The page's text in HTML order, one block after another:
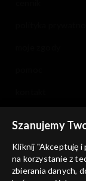
informacje o
Szanujemy
Kliknij "Akceptuję i
na korzystanie z
zbierania danych,